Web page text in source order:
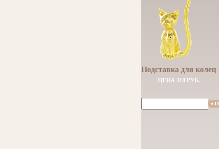
Подставка для колец
ЦЕНА 318 РУБ.